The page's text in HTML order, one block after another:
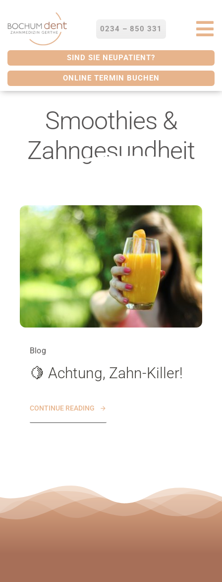
springen
0234 – 850 331
STARTSEITE
LEISTUNGEN
SERVICES
ÜBER UNS
KONTAKT
SIND SIE NEUPATIENT?
ONLINE TERMIN BUCHEN
Smoothies &
Zahngesundheit
Blog
🍋 Achtung, Zahn-Killer!
CONTINUE READING